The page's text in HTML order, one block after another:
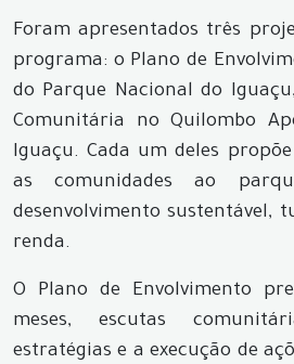
Foram apresentados três
programa: o Plano de
do Parque Nacional do
Comunitária no Quilombo
Iguaçu. Cada um deles
as comunidades ao
desenvolvimento sustentável,
renda.
O Plano de Envolvimento
meses, escutas
estratégias e a execução de